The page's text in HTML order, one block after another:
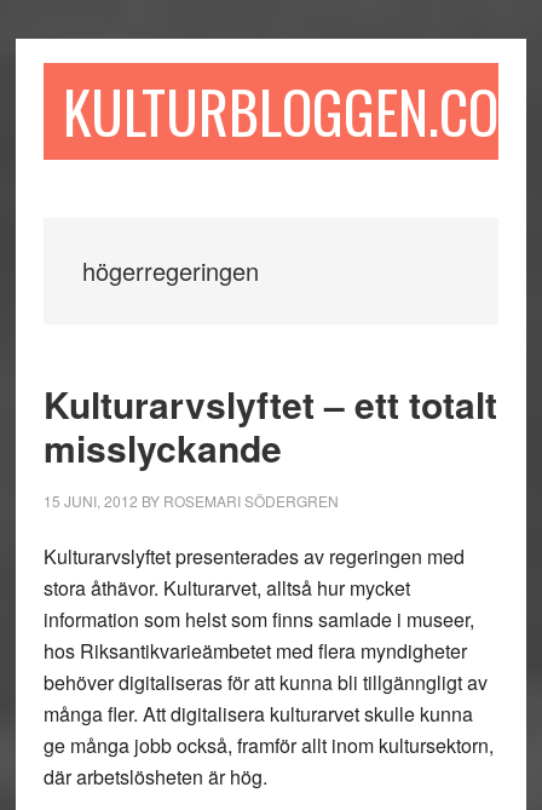
till
till
sidofältet
till
KULTURBLOGGEN.COM
högerregeringen
Kulturarvslyftet – ett totalt
misslyckande
15 JUNI, 2012 BY ROSEMARI SÖDERGREN
Kulturarvslyftet presenterades av regeringen med
stora åthävor. Kulturarvet, alltså hur mycket
information som helst som finns samlade i museer,
hos Riksantikvarieämbetet med flera myndigheter
behöver digitaliseras för att kunna bli tillgänngligt av
många fler. Att digitalisera kulturarvet skulle kunna
ge många jobb också, framför allt inom kultursektorn,
där arbetslösheten är hög.